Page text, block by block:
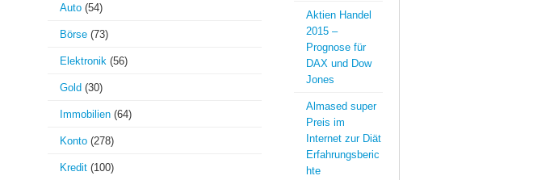
Auto (54)
Börse (73)
Elektronik (56)
Gold (30)
Immobilien (64)
Konto (278)
Kredit (100)
Aktien Handel
2015 –
Prognose für
DAX und Dow
Jones
Almased super
Preis im
Internet zur Diät
Erfahrungsberic
hte